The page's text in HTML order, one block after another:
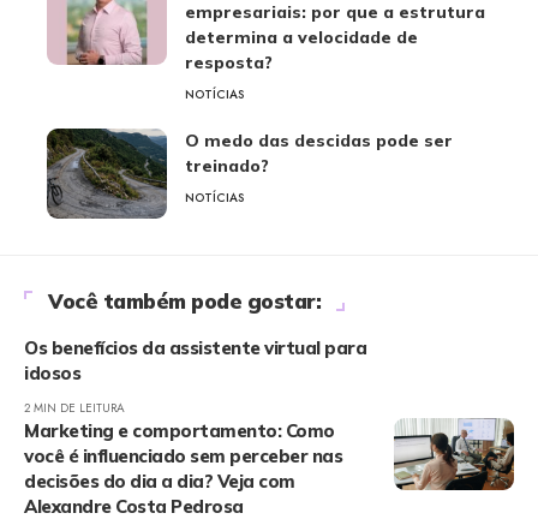
empresariais: por que a estrutura
determina a velocidade de
resposta?
NOTÍCIAS
O medo das descidas pode ser
treinado?
NOTÍCIAS
Você também pode gostar:
Os benefícios da assistente virtual para
idosos
2 MIN DE LEITURA
Marketing e comportamento: Como
você é influenciado sem perceber nas
decisões do dia a dia? Veja com
Alexandre Costa Pedrosa